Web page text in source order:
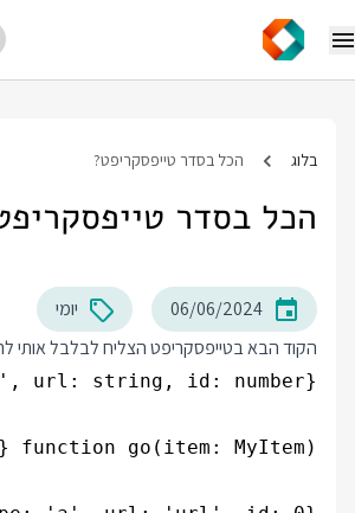
בלוג הכל בסדר טייפסקריפט?
הכל בסדר
06/06/2024
יומי
הקוד הבא בטייפסקריפט הצליח לבלבל אותי